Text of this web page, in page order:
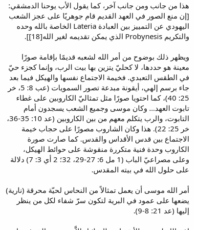
هذا من جانب ومن جانب آخر، كما يقول الأب يوحنا الدمشقي:
[إن منع الصور في العهد القديم قام جوهريًا على عجز الشعب
اليهودي عن التمييز بين العبادة Lateria الخاصة بالله وحده
والتكريم Probynesis الذي يمكن تقديمه لغير الله[18]].
ويظهر ذلك بوضوح من أمر الله لشعبه قديمًا بإقامة صورًا
معينة هو حددها، لا كحليّ يتزين بها بيت الرب، وإنما كجزء حيّ
في الطقس التعبدي. فخيمة الاجتماع نفسها والهيكل فيما بعد
جاء برسم إلهي، أيقونة مبدعة تصور السمويات (عب 8: 5، خر
25: 40)، كما احتويا صورًا مثل تمثاليّ الكاروبين على غطاء
تابوت العهد... وكان موسى وجميع الشعب يسجدون أمام
التابوت، والرب يتكلم معهم من بين الكاروبين (عد 10: 35-36،
خر 25: 22). هذا وكان الشاروب مصورًا على حجاب خيمة
الاجتماع بين قدس الأقداس والقدس. كما صارت صورة
الكاروب وحدة فنية متكررة منقوشة على حوائط الهيكل،
وعلى مصراعيّ الباب (1 مل 6: 27-29، 32؛ 2 أي 3: 7) دلالة
على حلول الله في بيته المقدس.
أمر الله موسى أن يعمل تمثالاً من النحاس لحيّة محرقة (نارية)
يضعها على عمود في البرية لتكون سرّ شفاء لكل من ينظر
إليها (عد 21: 8-9).